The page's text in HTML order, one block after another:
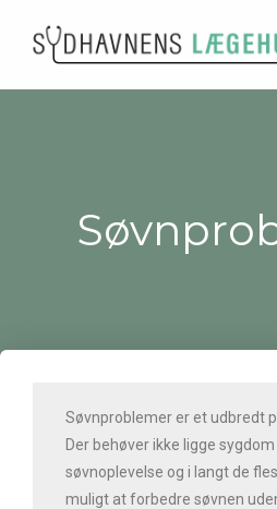
Søvnproblemer er et udbredt
Der behøver ikke ligge
søvnoplevelse og i langt de
muligt at forbedre søvnen